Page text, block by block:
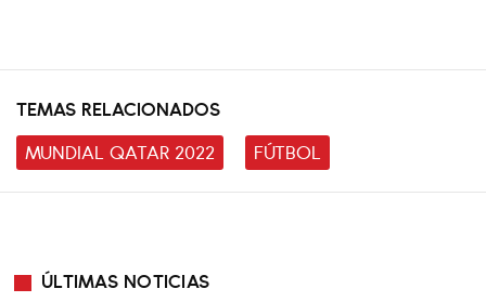
TEMAS RELACIONADOS
MUNDIAL QATAR 2022
FÚTBOL
ÚLTIMAS NOTICIAS